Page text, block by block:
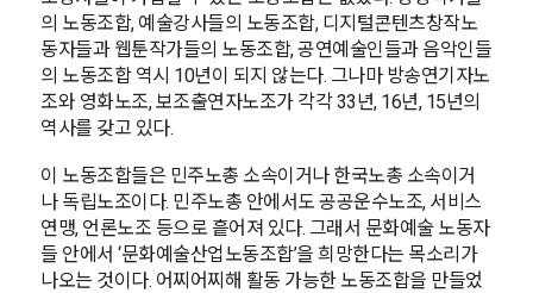
의 노동조합, 예술강사들의 노동조합, 디지털콘텐츠창작노
동자들과 웹툰작가들의 노동조합, 공연예술인들과 음악인들
의 노동조합 역시 10년이 되지 않는다. 그나마 방송연기자노
조와 영화노조, 보조출연자노조가 각각 33년, 16년, 15년의
역사를 갖고 있다.
이 노동조합들은 민주노총 소속이거나 한국노총 소속이거
나 독립노조이다. 민주노총 안에서도 공공운수노조, 서비스
연맹, 언론노조 등으로 흩어져 있다. 그래서 문화예술 노동자
들 안에서 ‘문화예술산업노동조합’을 희망한다는 목소리가
나오는 것이다. 어찌어찌해 활동 가능한 노동조합을 만들었